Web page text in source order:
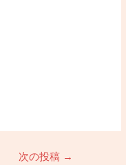
次の投稿 →